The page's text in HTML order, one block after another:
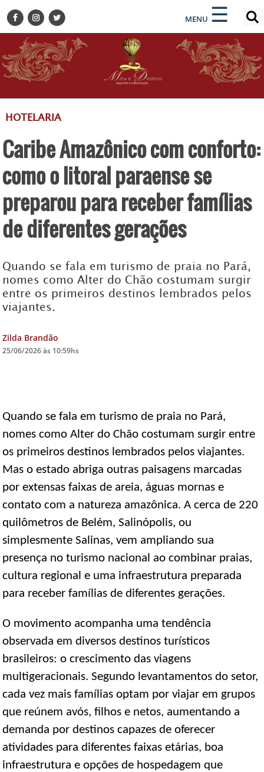
MENU ☰
×
BELEZA
BUSINESS E NEGÓCIOS
CULTURA
DESTINOS
GASTRONOMIA
HOTELARIA
MODA
PETS
SOCIAL
TURISMO
ZILDA BRANDÃO
DICAS DE VIAGEM
×
ENCONTRE SUA NOTÍCIA
HOTELARIA
Caribe Amazônico com conforto:
como o litoral paraense se
preparou para receber famílias
de diferentes gerações
Quando se fala em turismo de praia no Pará,
nomes como Alter do Chão costumam surgir
entre os primeiros destinos lembrados pelos
viajantes.
Zilda Brandão
25/06/2026 às 10:59hs
Quando se fala em turismo de praia no Pará,
nomes como Alter do Chão costumam surgir entre
os primeiros destinos lembrados pelos viajantes.
Mas o estado abriga outras paisagens marcadas
por extensas faixas de areia, águas mornas e
contato com a natureza amazônica. A cerca de 220
quilômetros de Belém, Salinópolis, ou
simplesmente Salinas, vem ampliando sua
presença no turismo nacional ao combinar praias,
cultura regional e uma infraestrutura preparada
para receber famílias de diferentes gerações.
O movimento acompanha uma tendência
observada em diversos destinos turísticos
brasileiros: o crescimento das viagens
multigeracionais. Segundo levantamentos do setor,
cada vez mais famílias optam por viajar em grupos
que reúnem avós, filhos e netos, aumentando a
demanda por destinos capazes de oferecer
atividades para diferentes faixas etárias, boa
infraestrutura e opções de hospedagem que